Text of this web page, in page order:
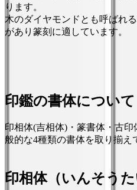
ります。
木のダイヤモンドとも呼ばれ
があり篆刻に適しています。
印鑑の書体について
印相体(吉相体)・篆書体・古
般的な4種類の書体を取り揃え
印相体（いんそうた